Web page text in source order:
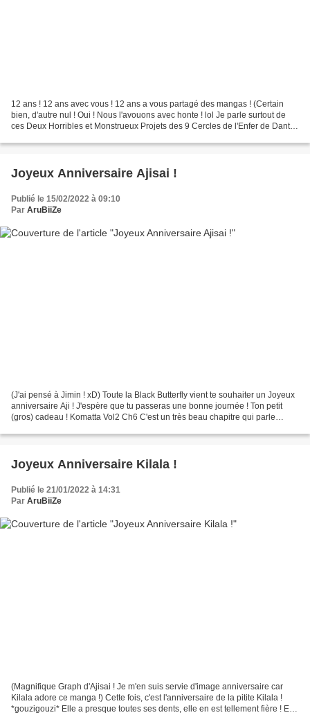
12 ans ! 12 ans avec vous ! 12 ans a vous partagé des mangas ! (Certain
bien, d'autre nul ! Oui ! Nous l'avouons avec honte ! lol Je parle surtout de
ces Deux Horribles et Monstrueux Projets des 9 Cercles de l'Enfer de Dante
Joyeux Anniversaire Ajisai !
Publié le 15/02/2022 à 09:10
Par AruBiiZe
(J'ai pensé à Jimin ! xD) Toute la Black Butterfly vient te souhaiter un Joyeux
anniversaire Aji ! J'espère que tu passeras une bonne journée ! Ton petit
(gros) cadeau ! Komatta Vol2 Ch6 C'est un très beau chapitre qui parle
Joyeux Anniversaire Kilala !
Publié le 21/01/2022 à 14:31
Par AruBiiZe
(Magnifique Graph d'Ajisai ! Je m'en suis servie d'image anniversaire car
Kilala adore ce manga !) Cette fois, c'est l'anniversaire de la pitite Kilala !
*gouzigouzi* Elle a presque toutes ses dents, elle en est tellement fière ! Et